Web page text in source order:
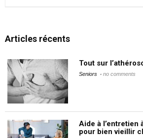
Articles récents
Tout sur
Seniors no comments
Aide à l’entretien
pour bien vieillir